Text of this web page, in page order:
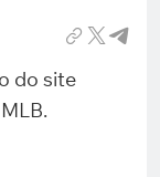
do site